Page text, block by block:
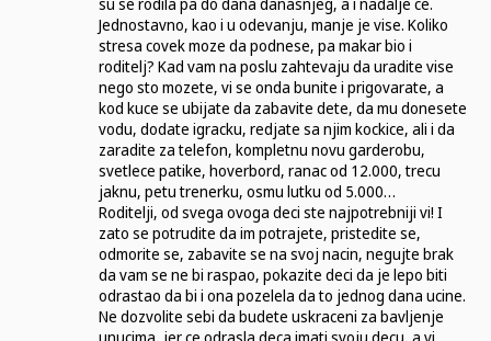
Jednostavno, kao i u odevanju, manje je vise. Koliko
stresa covek moze da podnese, pa makar bio i
roditelj? Kad vam na poslu zahtevaju da uradite vise
nego sto mozete, vi se onda bunite i prigovarate, a
kod kuce se ubijate da zabavite dete, da mu donesete
vodu, dodate igracku, redjate sa njim kockice, ali i da
zaradite za telefon, kompletnu novu garderobu,
svetlece patike, hoverbord, ranac od 12.000, trecu
jaknu, petu trenerku, osmu lutku od 5.000…
Roditelji, od svega ovoga deci ste najpotrebniji vi! I
zato se potrudite da im potrajete, pristedite se,
odmorite se, zabavite se na svoj nacin, negujte brak
da vam se ne bi raspao, pokazite deci da je lepo biti
odrastao da bi i ona pozelela da to jednog dana ucine.
Ne dozvolite sebi da budete uskraceni za bavljenje
unucima, jer ce odrasla deca imati svoju decu, a vi